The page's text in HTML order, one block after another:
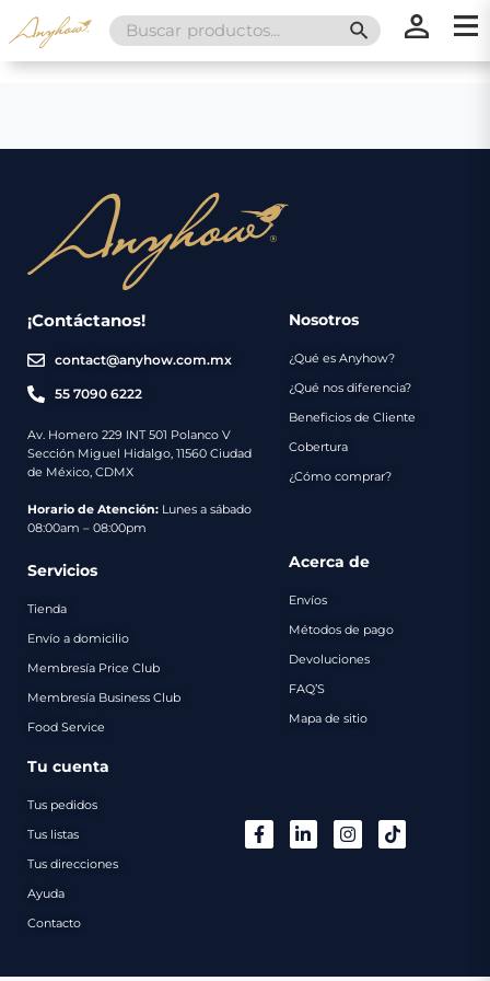
Search
for:
SEARCH
¡Contáctanos!
contact@anyhow.com.mx
55 7090 6222
Av. Homero 229 INT 501 Polanco V
Sección Miguel Hidalgo, 11560 Ciudad
de México, CDMX
Horario de Atención: Lunes a sábado
08:00am – 08:00pm
Nosotros
¿Qué es Anyhow?
¿Qué nos diferencia?
Beneficios de Cliente
Cobertura
¿Cómo comprar?
Servicios
Tienda
Envío a domicilio
Membresía Price Club
Membresía Business Club
Food Service
Acerca de
Envíos
Métodos de pago
Devoluciones
FAQ’S
Mapa de sitio
Tu cuenta
Tus pedidos
Tus listas
Tus direcciones
Ayuda
Contacto
Nosotros
Servicios
Envíos
Métodos
de
Catálogo
Regalos
Contacto